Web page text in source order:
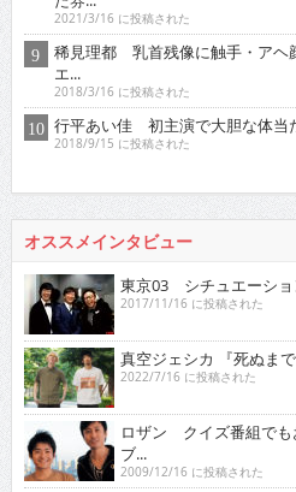
2021/3/16 に投稿された
稀見理都 乳首残像に触手・アヘ
エ...
2018/3/16 に投稿された
行平あい佳 初主演で大胆な体当
2018/9/15 に投稿された
オススメインタビュー
東京03 シチュエーショ
2017/11/16 に投稿された
真空ジェシカ 『死ぬま
2022/7/16 に投稿された
ロザン クイズ番組でも
ブ...
2009/12/16 に投稿された